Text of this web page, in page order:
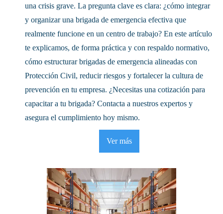
una crisis grave. La pregunta clave es clara: ¿cómo integrar
y organizar una brigada de emergencia efectiva que
realmente funcione en un centro de trabajo? En este artículo
te explicamos, de forma práctica y con respaldo normativo,
cómo estructurar brigadas de emergencia alineadas con
Protección Civil, reducir riesgos y fortalecer la cultura de
prevención en tu empresa. ¿Necesitas una cotización para
capacitar a tu brigada? Contacta a nuestros expertos y
asegura el cumplimiento hoy mismo.
Ver más